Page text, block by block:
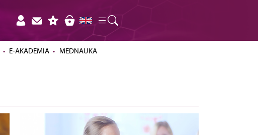
E-AKADEMIA MEDNAUKA